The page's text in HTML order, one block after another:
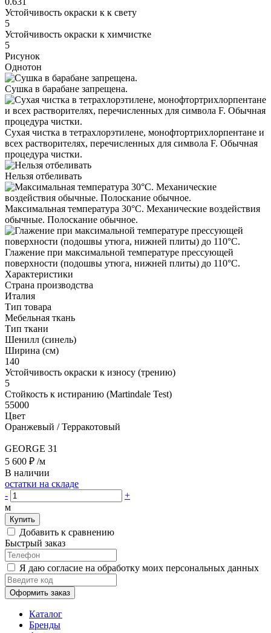
Устойчивость окраски к к свету
5
Устойчивость окраски к химчистке
5
Рисунок
Однотон
Сушка в барабане запрещена.
Сухая чистка в тетрахлорэтилене, монофтортрихлорпентане и
всех растворителях, перечисленных для символа F. Обычная
процедура чистки.
Нельзя отбеливать
Максимальная температура 30°С. Механические воздействия
обычные. Полоскание обычное.
Глажение при максимальной температуре прессующей
поверхности (подошвы утюга, нижней плиты) до 110°С.
Характеристики
Страна производства
Италия
Тип товара
Мебельная ткань
Тип ткани
Шенилл (синель)
Ширина (см)
140
Устойчивость окраски к износу (трению)
5
Стойкость к истиранию (Martindale Test)
55000
Цвет
Оранжевый / Терракотовый
GEORGE 31
5 600 ₽ /м
В наличии
остатки на складе
-
+
м
Купить
Добавить к сравнению
Быстрый заказ
Я даю согласие на обработку моих персональных данных
Оформить заказ
Каталог
Бренды